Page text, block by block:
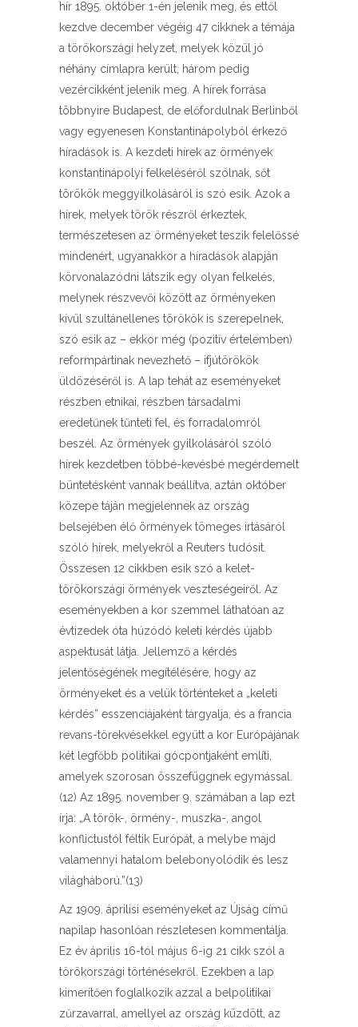
hír 1895. október 1-én jelenik meg, és ettől
kezdve december végéig 47 cikknek a témája
a törökországi helyzet, melyek közül jó
néhány címlapra került, három pedig
vezércikként jelenik meg. A hírek forrása
többnyire Budapest, de előfordulnak Berlinből
vagy egyenesen Konstantinápolyból érkező
híradások is. A kezdeti hírek az örmények
konstantinápolyi felkeléséről szólnak, sőt
törökök meggyilkolásáról is szó esik. Azok a
hírek, melyek török részről érkeztek,
természetesen az örményeket teszik felelőssé
mindenért, ugyanakkor a híradások alapján
körvonalazódni látszik egy olyan felkelés,
melynek részvevői között az örményeken
kívül szultánellenes törökök is szerepelnek,
szó esik az – ekkor még (pozitív értelemben)
reformpártinak nevezhető – ifjútörökök
üldözéséről is. A lap tehát az eseményeket
részben etnikai, részben társadalmi
eredetűnek tűnteti fel, és forradalomról
beszél. Az örmények gyilkolásáról szóló
hírek kezdetben többé-kevésbé megérdemelt
büntetésként vannak beállítva, aztán október
közepe táján megjelennek az ország
belsejében élő örmények tömeges irtásáról
szóló hírek, melyekről a Reuters tudósít.
Összesen 12 cikkben esik szó a kelet-
törökországi örmények veszteségeiről. Az
eseményekben a kor szemmel láthatóan az
évtizedek óta húzódó keleti kérdés újabb
aspektusát látja. Jellemző a kérdés
jelentőségének megítélésére, hogy az
örményeket és a velük történteket a „keleti
kérdés” esszenciájaként tárgyalja, és a francia
revans-törekvésekkel együtt a kor Európájának
két legfőbb politikai gócpontjaként említi,
amelyek szorosan összefüggnek egymással.
(12) Az 1895. november 9. számában a lap ezt
írja: „A török-, örmény-, muszka-, angol
konflictustól féltik Európát, a melybe majd
valamennyi hatalom belebonyolódik és lesz
világháború.”(13)
Az 1909. áprilisi eseményeket az Újság című
napilap hasonlóan részletesen kommentálja.
Ez év április 16-tól május 6-ig 21 cikk szól a
törökországi történésekről. Ezekben a lap
kimerítően foglalkozik azzal a belpolitikai
zűrzavarral, amellyel az ország küzdött, az